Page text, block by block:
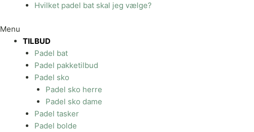
Hvilket padel bat skal jeg vælge?
Menu
TILBUD
Padel bat
Padel pakketilbud
Padel sko
Padel sko herre
Padel sko dame
Padel tasker
Padel bolde